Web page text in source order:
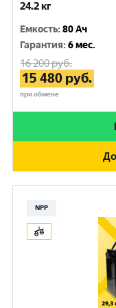
24.2 кг
Емкость:80 Ач
Гарантия:6 мес.
16 200руб.
15 480 руб.
при обмене
NPP